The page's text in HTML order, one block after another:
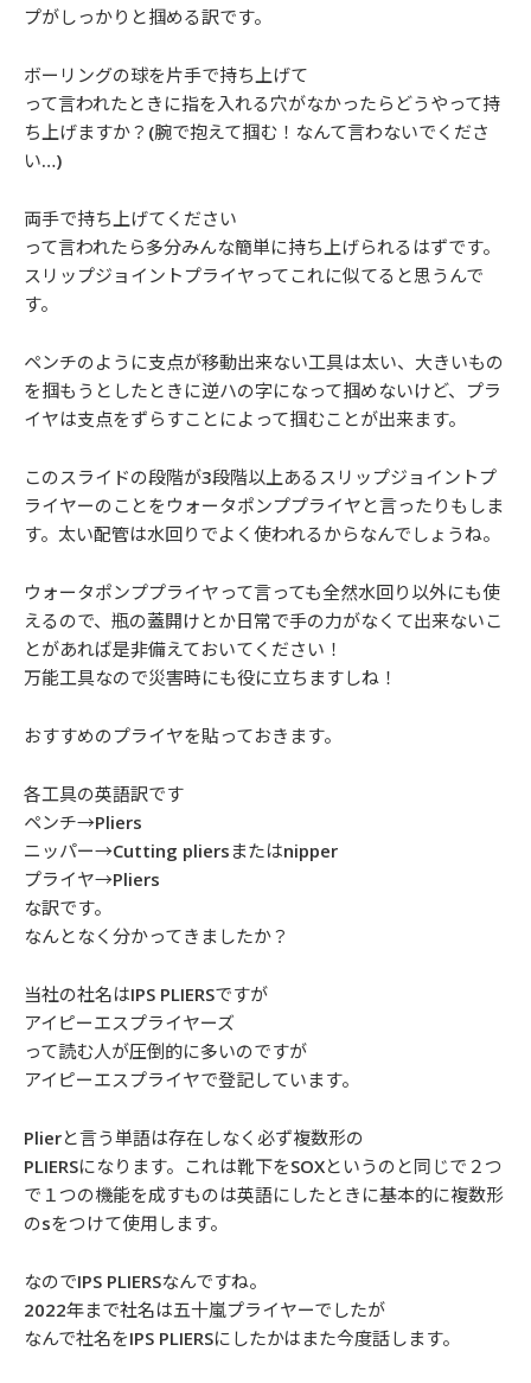
プがしっかりと掴める訳です。
ボーリングの球を片手で持ち上げて
って言われたときに指を入れる穴がなかったらどうやって持
ち上げますか？(腕で抱えて掴む！なんて言わないでくださ
い…)
両手で持ち上げてください
って言われたら多分みんな簡単に持ち上げられるはずです。
スリップジョイントプライヤってこれに似てると思うんで
す。
ペンチのように支点が移動出来ない工具は太い、大きいもの
を掴もうとしたときに逆ハの字になって掴めないけど、プラ
イヤは支点をずらすことによって掴むことが出来ます。
このスライドの段階が3段階以上あるスリップジョイントプ
ライヤーのことをウォータポンププライヤと言ったりもしま
す。太い配管は水回りでよく使われるからなんでしょうね。
ウォータポンププライヤって言っても全然水回り以外にも使
えるので、瓶の蓋開けとか日常で手の力がなくて出来ないこ
とがあれば是非備えておいてください！
万能工具なので災害時にも役に立ちますしね！
おすすめのプライヤを貼っておきます。
各工具の英語訳です
ペンチ→Pliers
ニッパー→Cutting pliersまたはnipper
プライヤ→Pliers
な訳です。
なんとなく分かってきましたか？
当社の社名はIPS PLIERSですが
アイピーエスプライヤーズ
って読む人が圧倒的に多いのですが
アイピーエスプライヤで登記しています。
Plierと言う単語は存在しなく必ず複数形の
PLIERSになります。これは靴下をSOXというのと同じで２つ
で１つの機能を成すものは英語にしたときに基本的に複数形
のsをつけて使用します。
なのでIPS PLIERSなんですね。
2022年まで社名は五十嵐プライヤーでしたが
なんで社名をIPS PLIERSにしたかはまた今度話します。